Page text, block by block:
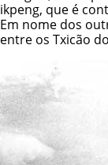
ikpeng, que é
Em nome dos
entre os Txicão